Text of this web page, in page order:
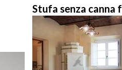
Stufa senza canna